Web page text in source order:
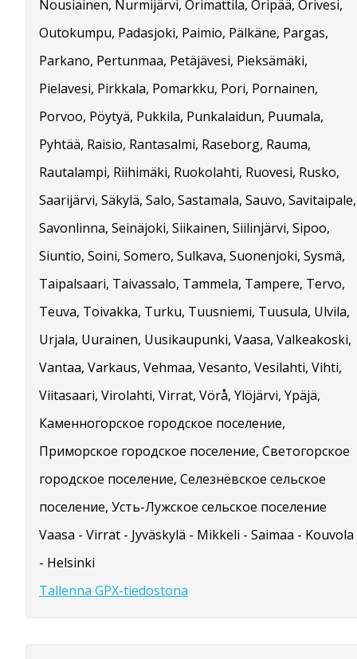
Nousiainen, Nurmijärvi, Orimattila, Oripää, Orivesi,
Outokumpu, Padasjoki, Paimio, Pälkäne, Pargas,
Parkano, Pertunmaa, Petäjävesi, Pieksämäki,
Pielavesi, Pirkkala, Pomarkku, Pori, Pornainen,
Porvoo, Pöytyä, Pukkila, Punkalaidun, Puumala,
Pyhtää, Raisio, Rantasalmi, Raseborg, Rauma,
Rautalampi, Riihimäki, Ruokolahti, Ruovesi, Rusko,
Saarijärvi, Säkylä, Salo, Sastamala, Sauvo, Savitaipale,
Savonlinna, Seinäjoki, Siikainen, Siilinjärvi, Sipoo,
Siuntio, Soini, Somero, Sulkava, Suonenjoki, Sysmä,
Taipalsaari, Taivassalo, Tammela, Tampere, Tervo,
Teuva, Toivakka, Turku, Tuusniemi, Tuusula, Ulvila,
Urjala, Uurainen, Uusikaupunki, Vaasa, Valkeakoski,
Vantaa, Varkaus, Vehmaa, Vesanto, Vesilahti, Vihti,
Viitasaari, Virolahti, Virrat, Vörå, Ylöjärvi, Ypäjä,
Каменногорское городское поселение,
Приморское городское поселение, Светогорское
городское поселение, Селезнёвское сельское
поселение, Усть-Лужское сельское поселение
Vaasa - Virrat - Jyväskylä - Mikkeli - Saimaa - Kouvola
- Helsinki
Tallenna GPX-tiedostona